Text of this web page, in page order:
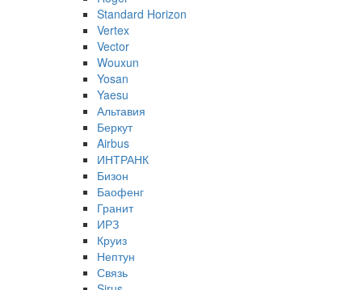
Standard Horizon
Vertex
Vector
Wouxun
Yosan
Yaesu
Альтавия
Беркут
Airbus
ИНТРАНК
Бизон
Баофенг
Гранит
ИРЗ
Круиз
Нептун
Связь